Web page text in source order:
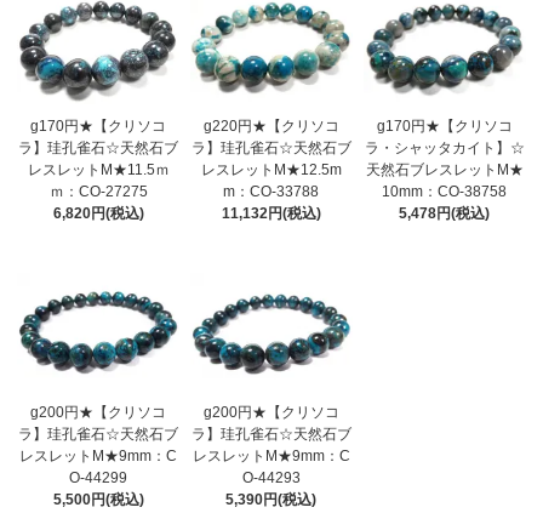
g170円★【クリソコ
ラ】珪孔雀石☆天然石ブ
レスレットM★11.5ｍ
ｍ：CO-27275
6,820円(税込)
g220円★【クリソコ
ラ】珪孔雀石☆天然石ブ
レスレットM★12.5m
m：CO-33788
11,132円(税込)
g170円★【クリソコ
ラ・シャッタカイト】☆
天然石ブレスレットM★
10mm：CO-38758
5,478円(税込)
g200円★【クリソコ
ラ】珪孔雀石☆天然石ブ
レスレットM★9mm：C
O-44299
5,500円(税込)
g200円★【クリソコ
ラ】珪孔雀石☆天然石ブ
レスレットM★9mm：C
O-44293
5,390円(税込)